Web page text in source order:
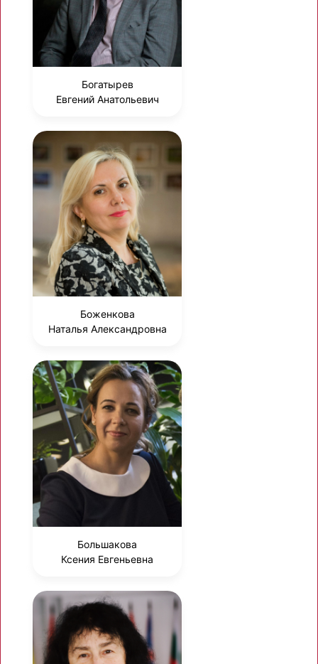
Богатырев
Евгений Анатольевич
Боженкова
Наталья Александровна
Большакова
Ксения Евгеньевна